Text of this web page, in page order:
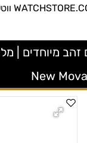
זהב מיוחדים |
New